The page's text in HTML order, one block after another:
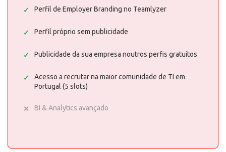
Perfil de Employer Branding no Teamlyzer
Perfil próprio sem publicidade
Publicidade da sua empresa noutros perfis gratuitos
Acesso a recrutar na maior comunidade de TI em
Portugal (5 slots)
BI & Analytics avançado